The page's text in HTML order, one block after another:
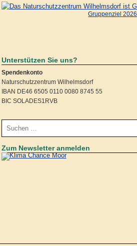
Gruppenziel 2026
Unterstützen Sie uns?
Spendenkonto
Naturschutzzentrum Wilhelmsdorf
IBAN DE46 6505 0110 0080 8745 55
BIC SOLADES1RVB
Zum Newsletter anmelden